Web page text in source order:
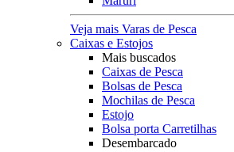
Veja mais Varas de Pesca
Caixas e Estojos
Mais buscados
Caixas de Pesca
Bolsas de Pesca
Mochilas de Pesca
Estojo
Bolsa porta Carretilhas
Desembarcado